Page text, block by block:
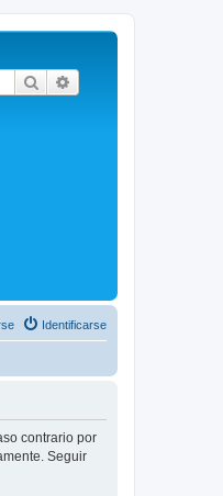
Buscar
Identificarse
contrario por
Seguir